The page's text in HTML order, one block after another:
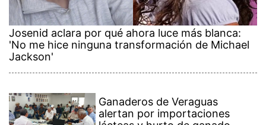
Josenid aclara por qué ahora luce más blanca:
'No me hice ninguna transformación de Michael
Jackson'
Ganaderos de Veraguas
alertan por importaciones